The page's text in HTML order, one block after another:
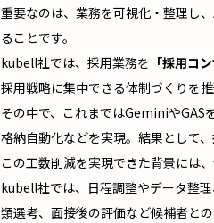
重要なのは、業務を可視化・整理し
ることです。
kubell社では、採用業務を 「採用コ
採用戦略に集中できる体制づくりを推
その中で、これまではGeminiやGAS
格納自動化などを実現。結果として、
この工数削減を実現できた背景には、
kubell社では、日程調整やデータ整
類選考、面接後の評価など候補者と